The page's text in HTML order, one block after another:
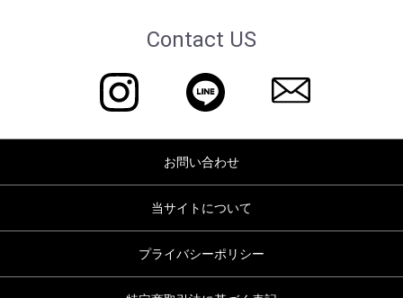
Contact US
お問い合わせ
当サイトについて
プライバシーポリシー